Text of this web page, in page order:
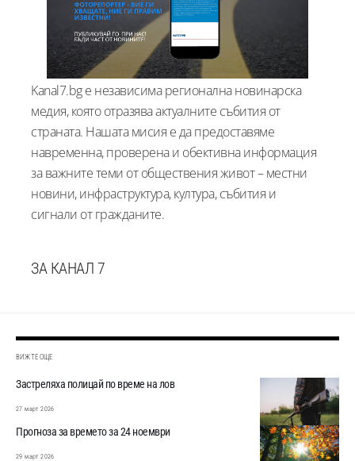
Kanal7.bg е независима регионална новинарска
медия, която отразява актуалните събития от
страната. Нашата мисия е да предоставяме
навременна, проверена и обективна информация
за важните теми от обществения живот – местни
новини, инфраструктура, култура, събития и
сигнали от гражданите.
ЗА КАНАЛ 7
ВИЖТЕ ОЩЕ
Застреляха полицай по време на лов
27 март 2026
Прогноза за времето за 24 ноември
29 март 2026